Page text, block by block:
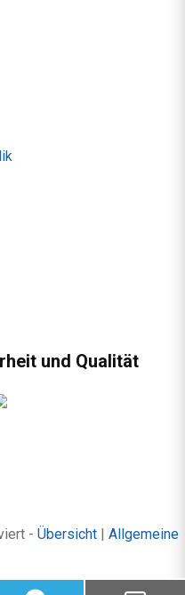
und Qualität
- Übersicht | Allgemeine